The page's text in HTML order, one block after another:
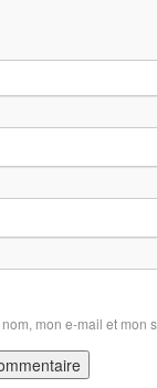
mon e-mail et mon